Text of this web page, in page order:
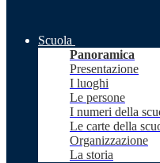
Scuola
Panoramica
Presentazione
I luoghi
Le persone
I numeri della
Le carte della
Organizzazione
La storia